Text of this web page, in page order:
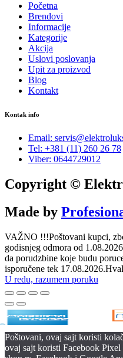
Početna
Brendovi
Informacije
Kategorije
Akcija
Uslovi poslovanja
Upit za proizvod
Blog
Kontakt
Kontak info
Email:
Tel: +381 (11) 260 26 78
Viber: 0644729012
Copyright ©
Made by
VAŽNO !!!Poštovani kupci,
godisnjeg odmora od
da porudzbine koje budu
isporučene tek
U redu, razumem poruku
Poštovani, ovaj sajt koristi
ovaj sajt koristi Facebook